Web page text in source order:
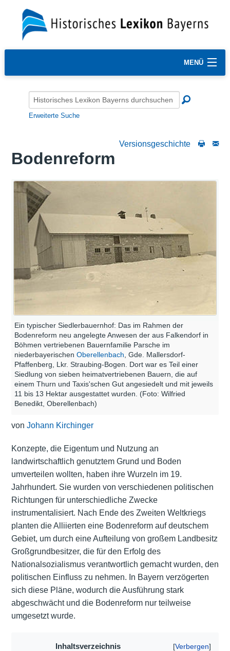
MENÜ
Erweiterte Suche
Versionsgeschichte
Bodenreform
Ein typischer Siedlerbauernhof: Das im Rahmen der
Bodenreform neu angelegte Anwesen der aus Falkendorf in
Böhmen vertriebenen Bauernfamilie Parsche im
niederbayerischen Oberellenbach , Gde. Mallersdorf-
Pfaffenberg, Lkr. Straubing-Bogen. Dort war es Teil einer
Siedlung von sieben heimatvertriebenen Bauern, die auf
einem Thurn und Taxis'schen Gut angesiedelt und mit jeweils
11 bis 13 Hektar ausgestattet wurden. (Foto: Wilfried
Benedikt, Oberellenbach)
von Johann Kirchinger
Konzepte, die Eigentum und Nutzung an
landwirtschaftlich genutztem Grund und Boden
umverteilen wollten, haben ihre Wurzeln im 19.
Jahrhundert. Sie wurden von verschiedenen politischen
Richtungen für unterschiedliche Zwecke
instrumentalisiert. Nach Ende des Zweiten Weltkriegs
planten die Alliierten eine Bodenreform auf deutschem
Gebiet, um durch eine Aufteilung von großem Landbesitz
Großgrundbesitzer, die für den Erfolg des
Nationalsozialismus verantwortlich gemacht wurden, den
politischen Einfluss zu nehmen. In Bayern verzögerten
sich diese Pläne, wodurch die Ausführung stark
abgeschwächt und die Bodenreform nur teilweise
umgesetzt wurde.
Inhaltsverzeichnis